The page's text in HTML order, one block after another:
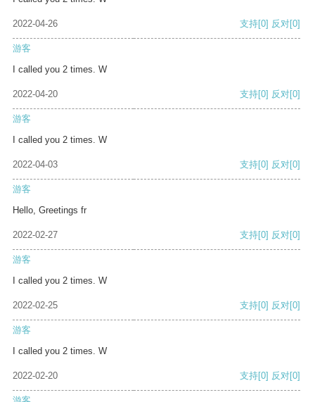
2022-04-26 支持[0] 反对[0]
游客
I called you 2 times. W
2022-04-20 支持[0] 反对[0]
游客
I called you 2 times. W
2022-04-03 支持[0] 反对[0]
游客
Hello, Greetings fr
2022-02-27 支持[0] 反对[0]
游客
I called you 2 times. W
2022-02-25 支持[0] 反对[0]
游客
I called you 2 times. W
2022-02-20 支持[0] 反对[0]